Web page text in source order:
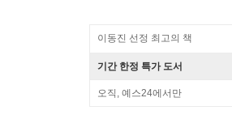
이동진 선정 최고의 책
기간 한정 특가 도서
오직, 예스24에서만